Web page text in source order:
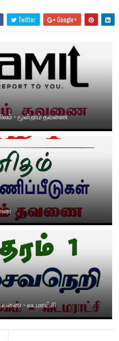
Twitter Google+
- மூன்றாம் தவணை
- வடமராட்சி